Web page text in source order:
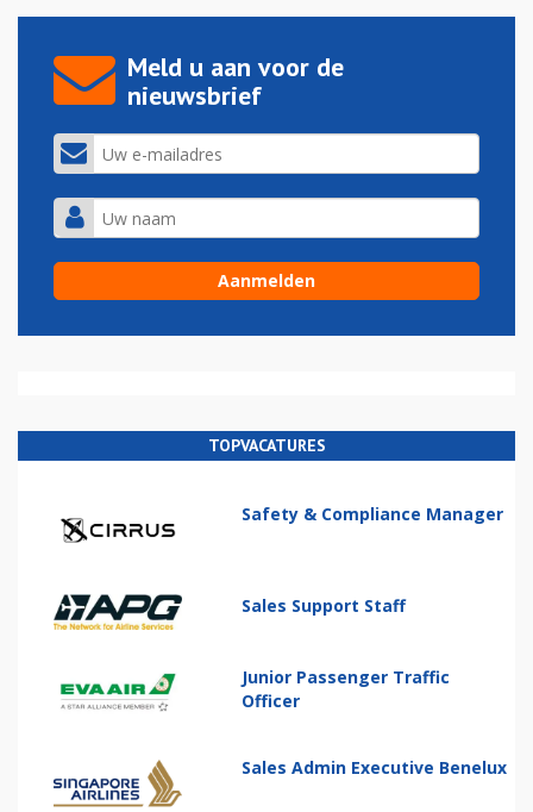
Meld u aan voor de
nieuwsbrief
TOPVACATURES
Safety & Compliance Manager
Sales Support Staff
Junior Passenger Traffic
Officer
Sales Admin Executive Benelux